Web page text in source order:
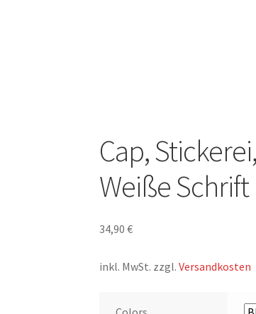
Cap,
Weiße Schrift
34,90€
inkl. MwSt. zzgl.Versandkosten